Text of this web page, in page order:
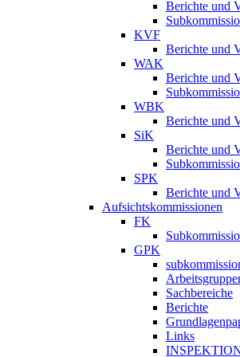
Berichte und
KVF
Berichte und
WAK
Berichte und
WBK
Berichte und
SiK
Berichte und
SPK
Berichte und
Aufsichtskommissionen
FK
GPK
Sachbereiche
Berichte
Links